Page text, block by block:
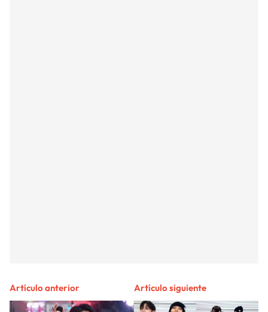
Artículo anterior Artículo siguiente